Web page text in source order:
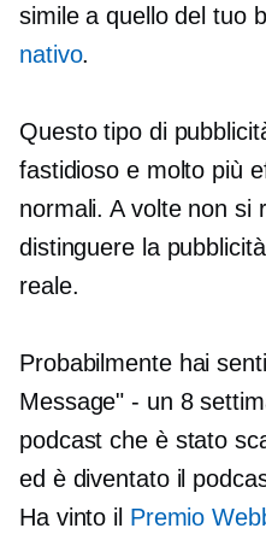
simile a quello del tuo
nativo.
Questo tipo di
fastidioso e molto più
normali. A volte non si
distinguere la
reale.
Probabilmente hai
Message" - un 8
podcast che è stato
ed è diventato il
Ha vinto il Premio